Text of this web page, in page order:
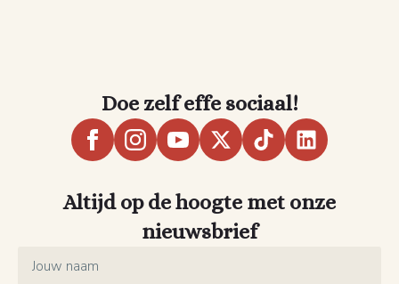
Doe zelf effe sociaal!
Altijd op de hoogte met onze
nieuwsbrief